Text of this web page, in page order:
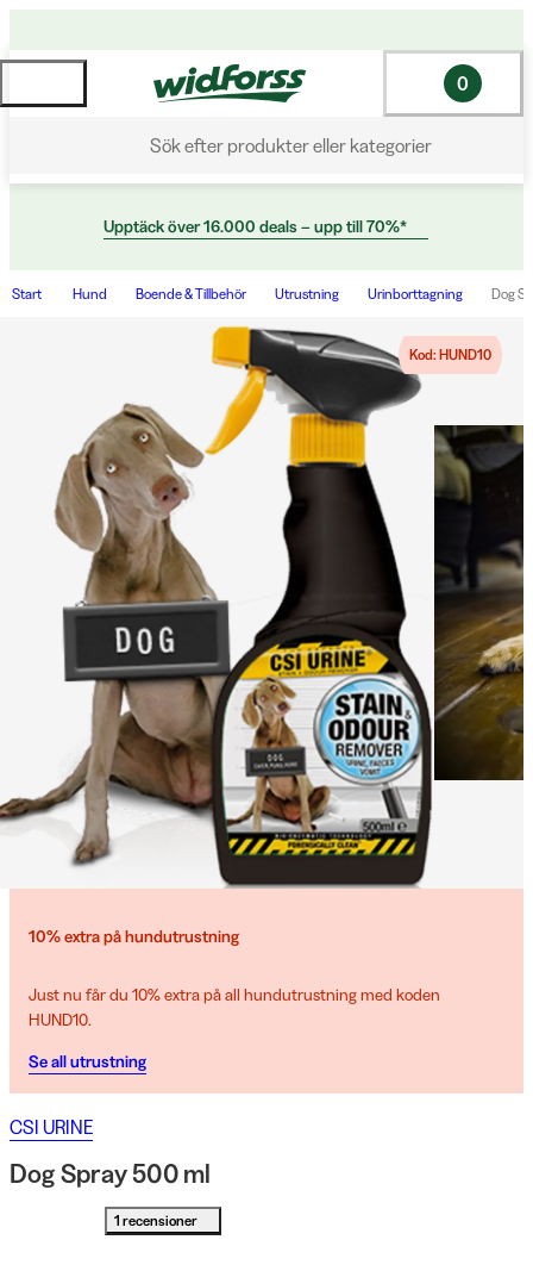
Sök efter produkter eller kategorier
0
Upptäck över 16.000 deals – upp till 70%*
Start Hund Boende & Tillbehör Utrustning Urinborttagning Dog
Kod: HUND10
10% extra på hundutrustning
Just nu får du 10% extra på all hundutrustning med koden
HUND10.
Se all utrustning
CSI URINE
Dog Spray 500 ml
1 recensioner